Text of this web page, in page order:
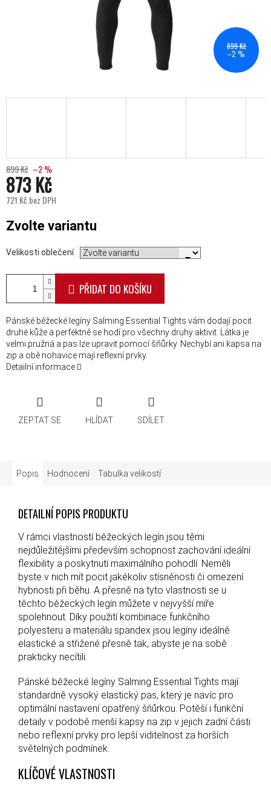
899 Kč
–2 %
899 Kč –2 %
873 Kč
721 Kč bez DPH
Zvolte variantu
Velikosti oblečení
PŘIDAT DO KOŠÍKU
Pánské běžecké legíny Salming Essential Tights vám dodají pocit
druhé kůže a perfektně se hodí pro všechny druhy aktivit. Látka je
velmi pružná a pas lze upravit pomocí šňůrky. Nechybí ani kapsa na
zip a obě nohavice mají reflexní prvky.
Detailní informace
ZEPTAT SE HLÍDAT SDÍLET
Popis Hodnocení Tabulka velikostí
DETAILNÍ POPIS PRODUKTU
V rámci vlastností běžeckých legín jsou těmi
nejdůležitějšími především schopnost zachování ideální
flexibility a poskytnutí maximálního pohodlí. Neměli
byste v nich mít pocit jakékoliv stísněnosti či omezení
hybnosti při běhu. A přesně na tyto vlastnosti se u
těchto běžeckých legín můžete v nejvyšší míře
spolehnout. Díky použití kombinace funkčního
polyesteru a materiálu spandex jsou legíny ideálně
elastické a střižené přesně tak, abyste je na sobě
prakticky necítili.
Pánské běžecké legíny Salming Essential Tights mají
standardně vysoký elastický pas, který je navíc pro
optimální nastavení opatřený šňůrkou. Potěší i funkční
detaily v podobě menší kapsy na zip v jejich zadní části
nebo reflexní prvky pro lepší viditelnost za horších
světelných podmínek.
KLÍČOVÉ VLASTNOSTI